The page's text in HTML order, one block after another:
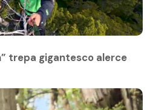
trepa gigantesco alerce